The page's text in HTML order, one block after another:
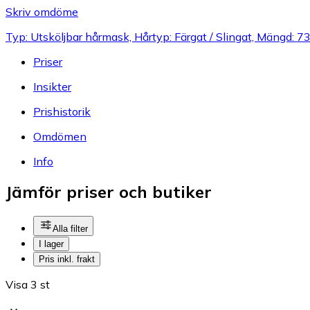
Skriv omdöme
Typ: Utsköljbar hårmask, Hårtyp: Färgat / Slingat, Mängd:
Priser
Insikter
Prishistorik
Omdömen
Info
Jämför priser och butiker
Alla filter
I lager
Pris inkl. frakt
Visa 3 st